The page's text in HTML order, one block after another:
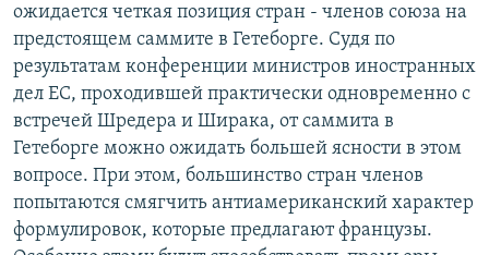
ожидается четкая позиция стран - членов союза на
предстоящем саммите в Гетеборге. Судя по
результатам конференции министров иностранных
дел ЕС, проходившей практически одновременно с
встречей Шредера и Ширака, от саммита в
Гетеборге можно ожидать большей ясности в этом
вопросе. При этом, большинство стран членов
попытаются смягчить антиамериканский характер
формулировок, которые предлагают французы.